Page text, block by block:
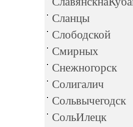
Сланцы
Слободской
Смирных
Снежногорск
Солигалич
Сольвычегодск
СольИлецк